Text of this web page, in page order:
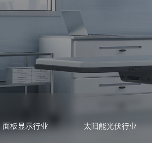
面板显示行业 太阳能光伏行业